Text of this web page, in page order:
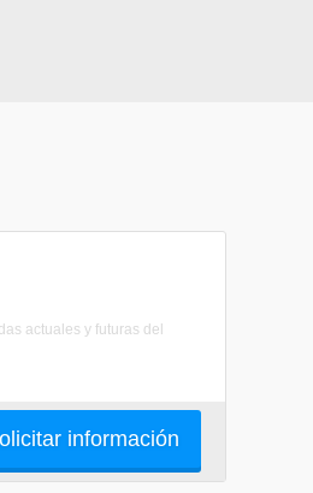
actuales y futuras del
información